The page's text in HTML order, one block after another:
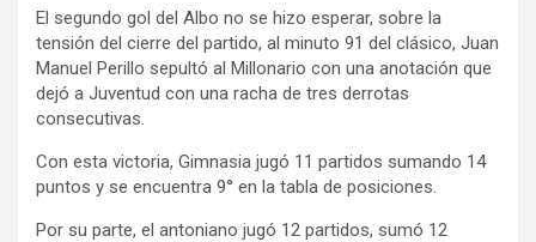
El segundo gol del Albo no se hizo esperar, sobre la
tensión del cierre del partido, al minuto 91 del clásico, Juan
Manuel Perillo sepultó al Millonario con una anotación que
dejó a Juventud con una racha de tres derrotas
consecutivas.
Con esta victoria, Gimnasia jugó 11 partidos sumando 14
puntos y se encuentra 9° en la tabla de posiciones.
Por su parte, el antoniano jugó 12 partidos, sumó 12